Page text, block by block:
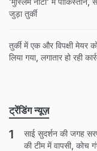
जुड़ा तुर्की
तुर्की में एक और विपक्षी मेयर
लिया गया, लगातार हो रही
ट्रेंडिंग न्यूज़
साई सुदर्शन की जगह
की टीम में वापसी, कोच